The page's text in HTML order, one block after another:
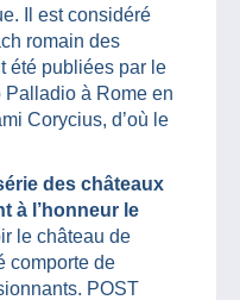
Il est considéré
romain des
été publiées par le
à Rome en
Corycius, d’où le
des châteaux
à l’honneur le
le château de
comporte de
POST